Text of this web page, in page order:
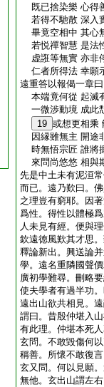
既已捨染樂 心得
若得不馳散 深入
畢竟空相中 其心
若悦禪智慧 是法
虚誑等無實 亦非
仁者所得法 幸願
遠重答以報偈一章曰
本端竟何從 起滅
一微渉動境 成此
19 或想更相乘
因縁雖無主 開途
時無悟宗匠 誰將
來問尚悠悠 相與
先是中土未有泥洹
而已。遠乃歎曰。
之理豈有窮耶。因
爲性。得性以體極
人未見有經。便與
欽遠徳風歎其才思
釋論新出。興送論
學。遠名重隣國聲
廣初學難尋。刪略
使夫學者有過半功
遠出山欲共相見。
謂曰。昔殷仲堪入
有此理。仲堪本死
玄問。不敢毀傷何
稱善。所懷不敢復
玄又問。何以見願
無他。玄出山謂左